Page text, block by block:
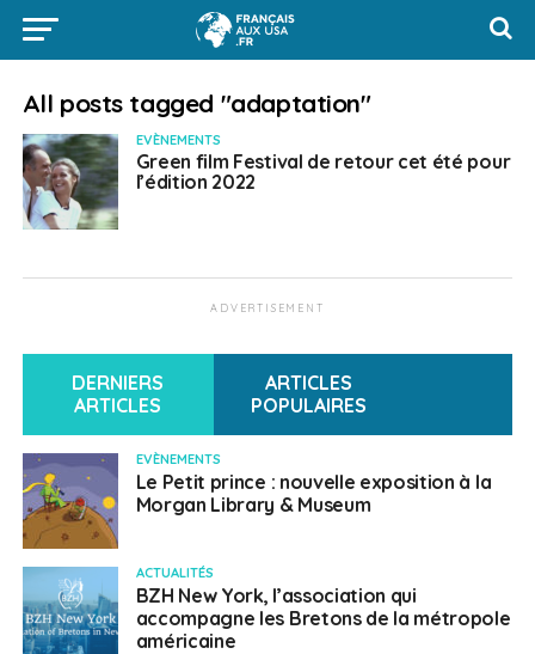
All posts tagged "adaptation"
EVÈNEMENTS
Green film Festival de retour cet été pour
l’édition 2022
ADVERTISEMENT
DERNIERS
ARTICLES
ARTICLES
POPULAIRES
EVÈNEMENTS
Le Petit prince : nouvelle exposition à la
Morgan Library & Museum
ACTUALITÉS
BZH New York, l’association qui
accompagne les Bretons de la métropole
américaine